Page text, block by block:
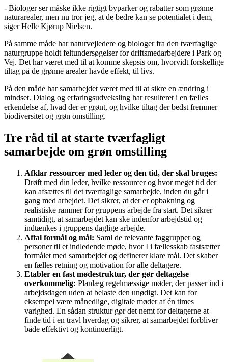
- Biologer ser måske ikke rigtigt byparker og rabatter som grønne
naturarealer, men nu tror jeg, at de bedre kan se potentialet i dem,
siger Helle Kjørup Nielsen.
På samme måde har naturvejledere og biologer fra den tværfaglige
naturgruppe holdt feltundersøgelser for driftsmedarbejdere i Park og
Vej. Det har været med til at komme skepsis om, hvorvidt forskellige
tiltag på de grønne arealer havde effekt, til livs.
På den måde har samarbejdet været med til at sikre en ændring i
mindset. Dialog og erfaringsudveksling har resulteret i en fælles
erkendelse af, hvad der er grønt, og hvilke tiltag der bedst fremmer
biodiversitet og grøn omstilling.
Tre råd til at starte tværfagligt
samarbejde om grøn omstilling
Afklar ressourcer med leder og den tid, der skal bruges:
Drøft med din leder, hvilke ressourcer og hvor meget tid der
kan afsættes til det tværfaglige samarbejde, inden du går i
gang med arbejdet. Det sikrer, at der er opbakning og
realistiske rammer for gruppens arbejde fra start. Det sikrer
samtidigt, at samarbejdet kan ske indenfor arbejdstid og
indtænkes i gruppens daglige arbejde.
Aftal formål og mål: Saml de relevante faggrupper og
personer til et indledende møde, hvor I i fællesskab fastsætter
formålet med samarbejdet og definerer klare mål. Det skaber
en fælles retning og motivation for alle deltagere.
Etabler en fast mødestruktur, der gør deltagelse
overkommelig: Planlæg regelmæssige møder, der passer ind i
arbejdsdagen uden at belaste den unødigt. Det kan for
eksempel være månedlige, digitale møder af én times
varighed. En sådan struktur gør det nemt for deltagerne at
finde tid i en travl hverdag og sikrer, at samarbejdet forbliver
både effektivt og kontinuerligt.